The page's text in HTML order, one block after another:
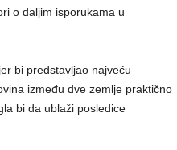
o daljim isporukama u
bi predstavljao najveću
između dve zemlje praktično
bi da ublaži posledice